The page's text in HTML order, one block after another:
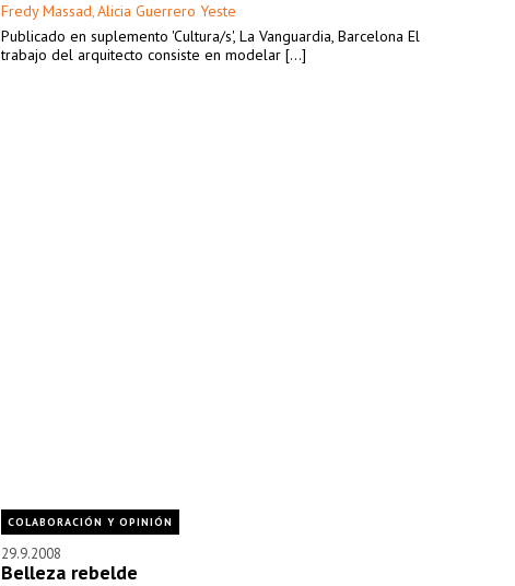
Fredy Massad, Alicia Guerrero Yeste
Publicado en suplemento 'Cultura/s', La Vanguardia, Barcelona El
trabajo del arquitecto consiste en modelar [...]
COLABORACIÓN Y OPINIÓN
29.9.2008
Belleza rebelde